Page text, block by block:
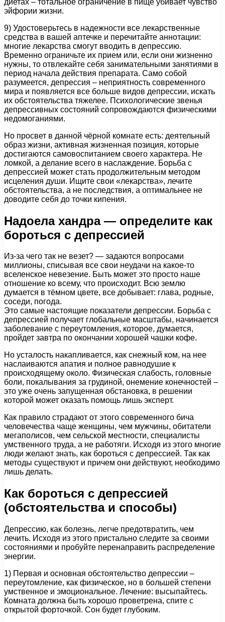
эйфории жизни.
9) Удостоверьтесь в надежности все лекарственные
средства в вашей аптечке и перечитайте аннотации:
многие лекарства смогут вводить в депрессию.
Временно ограничьте их прием или, если они жизненно
нужны, то отвлекайте себя занимательными занятиями в
период начала действия препарата. Само собой
разумеется, депрессия – неприятность современного
мира и появляется все больше видов депрессии, искать
их обстоятельства тяжелее. Психологические звенья
депрессивных состояний сопровождаются физическими
недомоганиями.
Но просвет в данной чёрной комнате есть: деятельный
образ жизни, активная жизненная позиция, которые
достигаются самовоспитанием своего характера. Не
ломкой, а делание всего в наслаждение. Борьба с
депрессией может стать продолжительным методом
исцеления души. Ищите свои «лекарства», лечите
обстоятельства, а не последствия, а оптимальнее не
доводите себя до точки кипения.
Надоела хандра — определите как
бороться с депрессией
Из-за чего так не везет? — задаются вопросами
миллионы, списывая все свои неудачи на какое-то
вселенское невезение. Быть может это просто наше
отношение ко всему, что происходит. Всю землю
думается в тёмном цвете, все добывает: глава, родные,
соседи, погода.
Это самые настоящие показатели депрессии. Борьба с
депрессией получает глобальные масштабы, начинается
заболевание с переутомления, которое, думается,
пройдет завтра по окончании хорошей чашки кофе.
Но усталость накапливается, как снежный ком, на нее
наслаиваются апатия и полное равнодушие к
происходящему около. Физическая слабость, головные
боли, покалывания за грудиной, онемение конечностей –
это уже очень запущенная обстановка, в решении
которой может оказать помощь лишь эксперт.
Как правило страдают от этого современного бича
человечества чаще женщины, чем мужчины, обитатели
мегаполисов, чем сельской местности, специалисты
умственного труда, а не работяги. Исходя из этого многие
люди желают знать, как бороться с депрессией. Так как
методы существуют и причем они действуют, необходимо
лишь делать.
Как бороться с депрессией
(обстоятельства и способы)
Депрессию, как болезнь, легче предотвратить, чем
лечить. Исходя из этого пристально следите за своими
состояниями и пробуйте перенаправить распределение
энергии.
1) Первая и основная обстоятельство депрессии –
переутомление, как физическое, но в большей степени
умственное и эмоциональное. Лечение: высыпайтесь.
Комната должна быть хорошо проветрена, спите с
открытой форточкой. Сон будет глубоким.